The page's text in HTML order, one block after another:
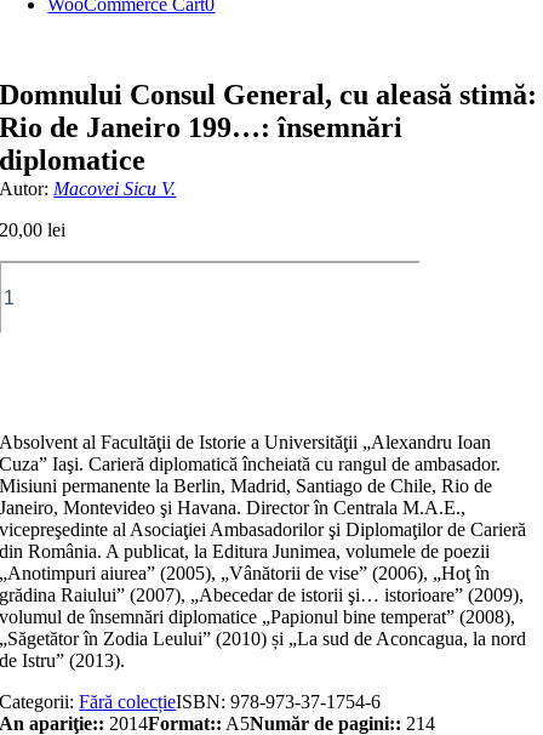
WooCommerce Cart0
Domnului Consul General, cu aleasă stimă:
Rio de Janeiro 199…: însemnări
diplomatice
Autor: Macovei Sicu V.
20,00lei
Absolvent al Facultăţii de Istorie a Universităţii „Alexandru Ioan
Cuza” Iaşi. Carieră diplomatică încheiată cu rangul de ambasador.
Misiuni permanente la Berlin, Madrid, Santiago de Chile, Rio de
Janeiro, Montevideo şi Havana. Director în Centrala M.A.E.,
vicepreşedinte al Asociaţiei Ambasadorilor şi Diplomaţilor de Carieră
din România. A publicat, la Editura Junimea, volumele de poezii
„Anotimpuri aiurea” (2005), „Vânătorii de vise” (2006), „Hoţ în
grădina Raiului” (2007), „Abecedar de istorii şi… istorioare” (2009),
volumul de însemnări diplomatice „Papionul bine temperat” (2008),
„Săgetător în Zodia Leului” (2010) și „La sud de Aconcagua, la nord
de Istru” (2013).
Categorii:Fără colecțieISBN:978-973-37-1754-6
An apariţie:: 2014Format:: A5Număr de pagini:: 214